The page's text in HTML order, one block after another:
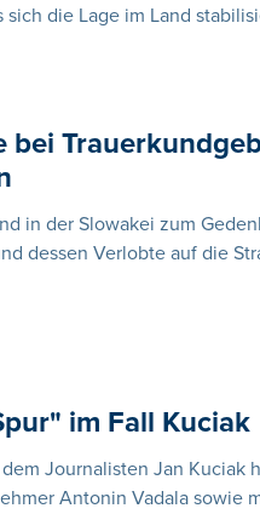
die Lage im Land
bei
in der Slowakei zum
dessen Verlobte auf die
im Fall Kuciak
Journalisten Jan Kuciak
Antonin Vadala sowie